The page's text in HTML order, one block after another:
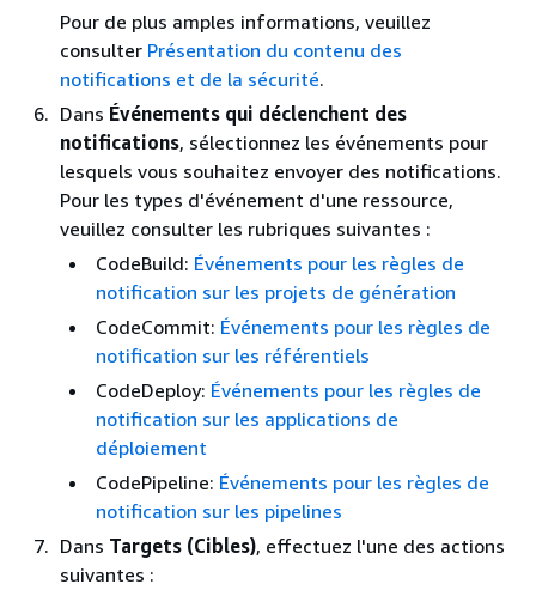
Pour de plus amples informations, veuillez
consulter Présentation du contenu des
notifications et de la sécurité.
Dans Événements qui déclenchent des
notifications, sélectionnez les événements pour
lesquels vous souhaitez envoyer des notifications.
Pour les types d'événement d'une ressource,
veuillez consulter les rubriques suivantes :
CodeBuild: Événements pour les règles de
notification sur les projets de génération
CodeCommit: Événements pour les règles de
notification sur les référentiels
CodeDeploy: Événements pour les règles de
notification sur les applications de
déploiement
CodePipeline: Événements pour les règles de
notification sur les pipelines
Dans Targets (Cibles), effectuez l'une des actions
suivantes :